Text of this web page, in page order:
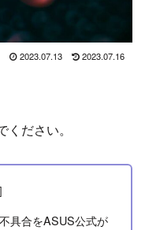
2023.07.13 2023.07.16
ださい。
具合をASUS公式が